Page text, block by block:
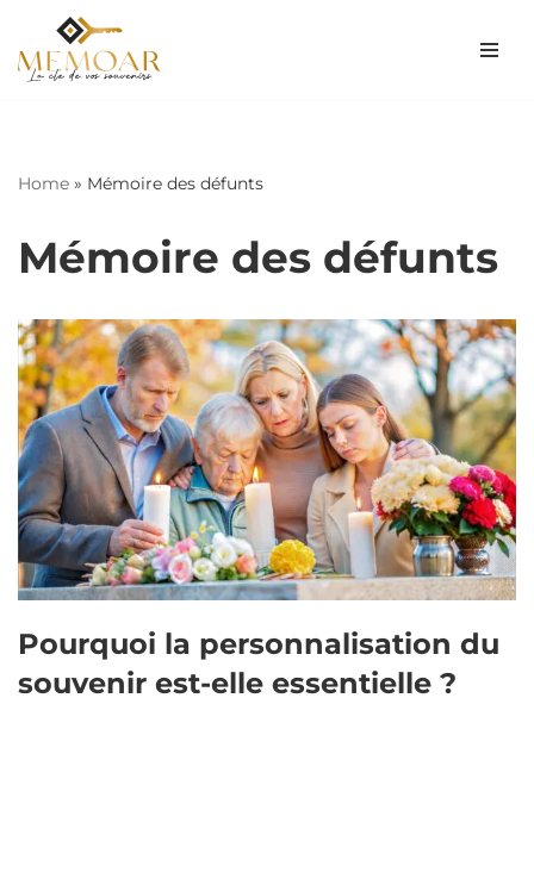
Aller
Home » Mémoire des défunts
Mémoire des défunts
Pourquoi la personnalisation du
souvenir est-elle essentielle ?